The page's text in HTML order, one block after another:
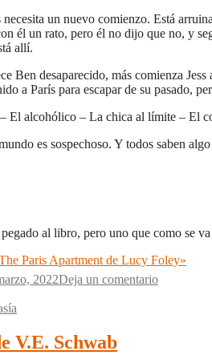
necesita un nuevo comienzo. Está
él un rato, pero él no dijo que no, y
allí.
Ben desaparecido, más comienza
a París para escapar de su pasado,
El alcohólico – La chica al límite – El
es sospechoso. Y todos saben
al libro, pero uno que como se
Paris Apartment de Lucy Foley»
2022Deja un comentario
V.E. Schwab